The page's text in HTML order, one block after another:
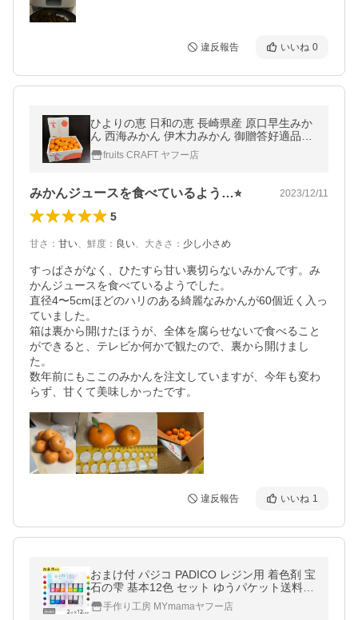
違反報告 いいね 0
ひよりの恵 日和の恵 長崎県産 原口早生みか
ん 西海みかん 伊木力みかん 御贈答好適品で
す。fruits CRAFT ヤフー店
みかんジュースを食べているよう…⭐︎ 2023/12/11
5
甘さ ： 甘い、 鮮度 ： 良い、 大きさ ： 少し小さめ
すっぱさがなく、ひたすら甘い裏切らないみかんです。み
かんジュースを食べているようでした。
直径4〜5cmほどのハリのある綺麗なみかんが60個近く入っ
ていました。
箱は裏から開けたほうが、全体を腐らせないで食べること
ができると、テレビか何かで観たので、裏から開けまし
た。
数年前にもここのみかんを注文していますが、今年も変わ
らず、甘くて美味しかったです。
違反報告 いいね 1
おまけ付 パジコ PADICO レジン用 着色剤 宝
石の雫 基本12色 セット ゆうパケット送料無
料 ■ 2ml 12本 調色 レジン カラー 透明感 ■
myc手作り工房 MYmamaヤフー店